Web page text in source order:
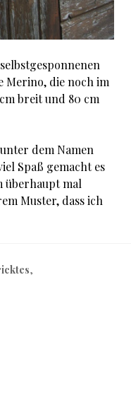
die noch im
breit und 80 cm
dem Namen
Spaß gemacht es
überhaupt mal
Muster, dass ich
,